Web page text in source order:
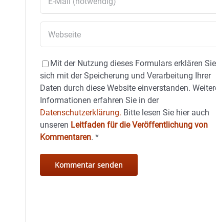
Mit der Nutzung dieses Formulars erklären Sie
sich mit der Speicherung und Verarbeitung Ihrer
Daten durch diese Website einverstanden.
Informationen erfahren Sie in der
Datenschutzerklärung. Bitte lesen Sie hier auch
unseren Leitfaden für die Veröffentlichung von
Kommentaren.*